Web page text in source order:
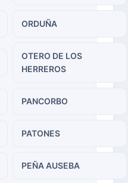
ORDUÑA
OTERO DE LOS
HERREROS
PANCORBO
PATONES
PEÑA AUSEBA